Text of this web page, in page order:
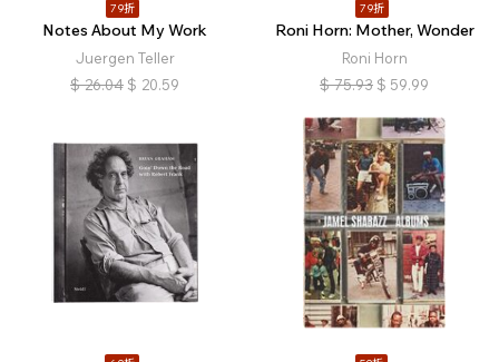
79折
Notes About My Work
Juergen Teller
$ 26.04 $ 20.59
79折
Roni Horn: Mother, Wonder
Roni Horn
$ 75.93 $ 59.99